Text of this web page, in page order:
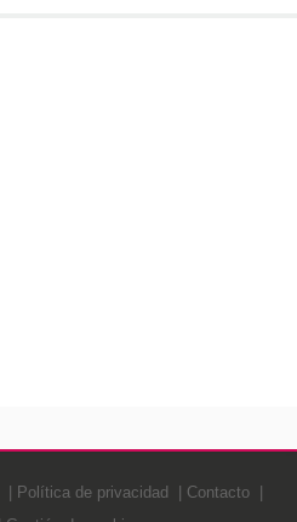
Política de privacidad
Contacto